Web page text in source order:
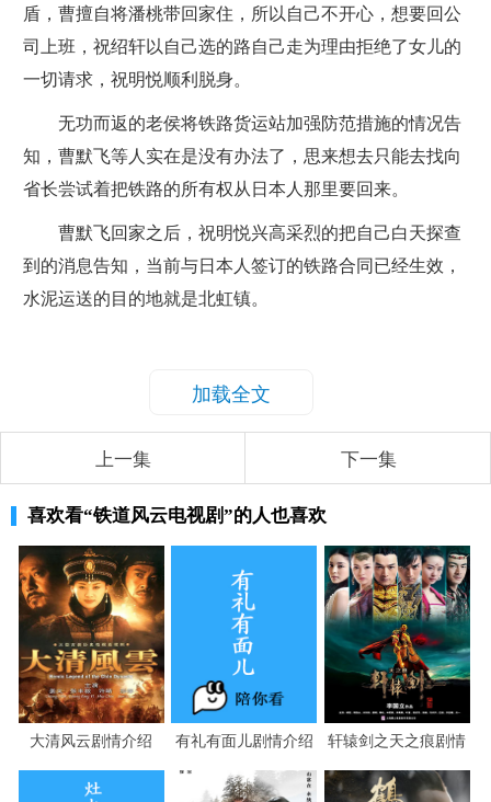
盾，曹擅自将潘桃带回家住，所以自己不开心，想要回公
司上班，祝绍轩以自己选的路自己走为理由拒绝了女儿的
一切请求，祝明悦顺利脱身。
无功而返的老侯将铁路货运站加强防范措施的情况告
知，曹默飞等人实在是没有办法了，思来想去只能去找向
省长尝试着把铁路的所有权从日本人那里要回来。
曹默飞回家之后，祝明悦兴高采烈的把自己白天探查
到的消息告知，当前与日本人签订的铁路合同已经生效，
水泥运送的目的地就是北虹镇。
加载全文
上一集 下一集
喜欢看“铁道风云电视剧”的人也喜欢
大清风云剧情介绍 有礼有面儿剧情介绍
轩辕剑之天之痕剧情
介绍